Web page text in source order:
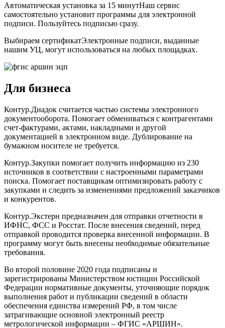
Автоматическая установка за 15 минутНаш сервис
самостоятельно установит программы для электронной
подписи. Пользуйтесь подписью сразу.
Выбираем сертификатЭлектронные подписи, выданные
нашим УЦ, могут использоваться на любых площадках.
Для бизнеса
Контур.Диадок считается частью системы электронного
документооборота. Помогает обмениваться с контрагентами
счет-фактурами, актами, накладными и другой
документацией в электронном виде. Дублирование на
бумажном носителе не требуется.
Контур.Закупки помогает получить информацию из 230
источников в соответствии с настроенными параметрами
поиска. Помогает поставщикам оптимизировать работу с
закупками и следить за изменениями предложений заказчиков
и конкурентов.
Контур.Экстерн предназначен для отправки отчетности в
ИФНС, ФСС и Росстат. После внесения сведений, перед
отправкой проводится проверка внесенной информации. В
программу могут быть внесены необходимые обязательные
требования.
Во второй половине 2020 года подписаны и
зарегистрированы Министерством юстиции Российской
Федерации нормативные документы, уточняющие порядок
выполнения работ и публикации сведений в области
обеспечения единства измерений РФ, в том числе
затрагивающие основной электронный реестр
метрологической информации – ФГИС «АРШИН».